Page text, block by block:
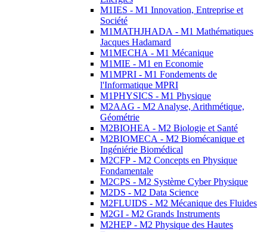
M1IES - M1 Innovation, Entreprise et
Société
M1MATHJHADA - M1 Mathématiques
Jacques Hadamard
M1MECHA - M1 Mécanique
M1MIE - M1 en Economie
M1MPRI - M1 Fondements de
l'Informatique MPRI
M1PHYSICS - M1 Physique
M2AAG - M2 Analyse, Arithmétique,
Géométrie
M2BIOHEA - M2 Biologie et Santé
M2BIOMECA - M2 Biomécanique et
Ingéniérie Biomédical
M2CFP - M2 Concepts en Physique
Fondamentale
M2CPS - M2 Système Cyber Physique
M2DS - M2 Data Science
M2FLUIDS - M2 Mécanique des Fluides
M2GI - M2 Grands Instruments
M2HEP - M2 Physique des Hautes